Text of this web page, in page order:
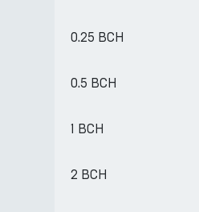
0.25 BCH
0.5 BCH
1 BCH
2 BCH